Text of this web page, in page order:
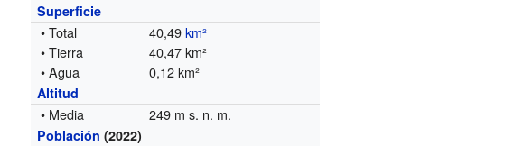
Superficie
• Total 40,49km²
• Tierra
40,47 km²
• Agua
0,12 km²
Altitud
• Media 249 m s. n. m.
Población (2022)